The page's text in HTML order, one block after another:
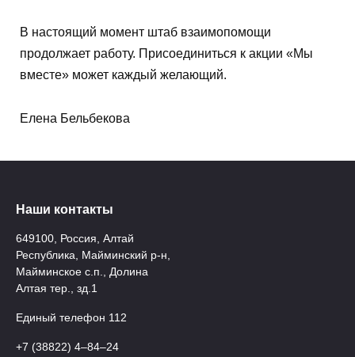
В настоящий момент штаб взаимопомощи
продолжает работу. Присоединиться к акции «Мы
вместе» может каждый желающий.
Елена Бельбекова
Наши контакты
649100, Россия, Алтай
Республика, Майминский р-н,
Майминское с.п., Долина
Алтая тер., зд.1
Единый телефон 112
+7 (38822) 4‒84‒24